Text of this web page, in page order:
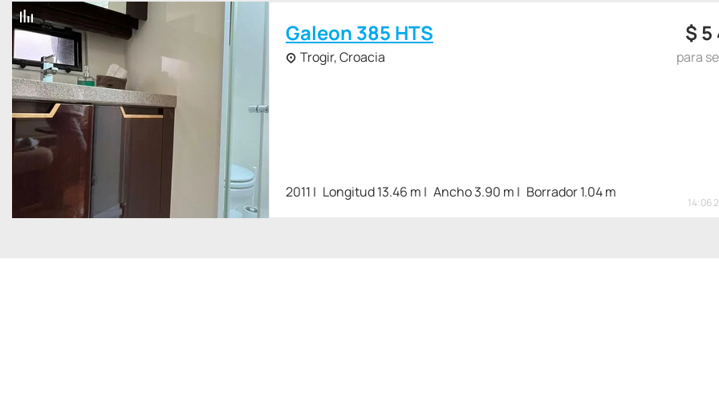
Galeon 385 HTS
Trogir, Croacia
2011 Longitud 13.46 m Ancho 3.90 m Borrador 1.04 m
$ 5
para
14:06